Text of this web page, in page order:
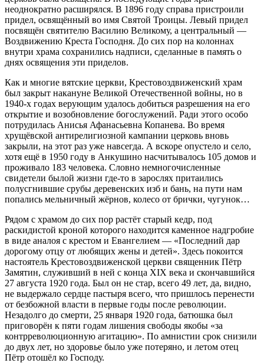
неоднократно расширялся. В 1896 году справа пристроили
придел, освящённый во имя Святой Троицы. Левый придел
посвящён святителю Василию Великому, а центральный —
Воздвижению Креста Господня. До сих пор на колоннах
внутри храма сохранились надписи, сделанные в память о
днях освящения эти приделов.
Как и многие вятские церкви, Крестовоздвиженский храм
был закрыт накануне Великой Отечественной войны, но в
1940-х годах верующим удалось добиться разрешения на его
открытие и возобновление богослужений. Ради этого особо
потрудилась Анисья Афанасьевна Копанева. Во время
хрущёвской антирелигиозной кампании церковь вновь
закрыли, на этот раз уже навсегда. А вскоре опустело и село,
хотя ещё в 1950 году в Анкушино насчитывалось 105 домов и
проживало 183 человека. Словно немногочисленные
свидетели былой жизни где-то в зарослях притаились
полусгнившие срубы деревенских изб и бань, на пути нам
попались мельничный жёрнов, колесо от брички, чугунок…
Рядом с храмом до сих пор растёт старый кедр, под
раскидистой кроной которого находится каменное надгробие
в виде аналоя с крестом и Евангелием — «Последний дар
дорогому отцу от любящих жены и детей». Здесь покоится
настоятель Крестовоздвиженской церкви священник Пётр
Замятин, служивший в ней с конца XIX века и скончавшийся
27 августа 1920 года. Был он не стар, всего 49 лет, да, видно,
не выдержало сердце пастыря всего, что пришлось перенести
от безбожной власти в первые годы после революции.
Незадолго до смерти, 25 января 1920 года, батюшка был
приговорён к пяти годам лишения свободы якобы «за
контрреволюционную агитацию». По амнистии срок снизили
до двух лет, но здоровье было уже потеряно, и летом отец
Пётр отошёл ко Господу.